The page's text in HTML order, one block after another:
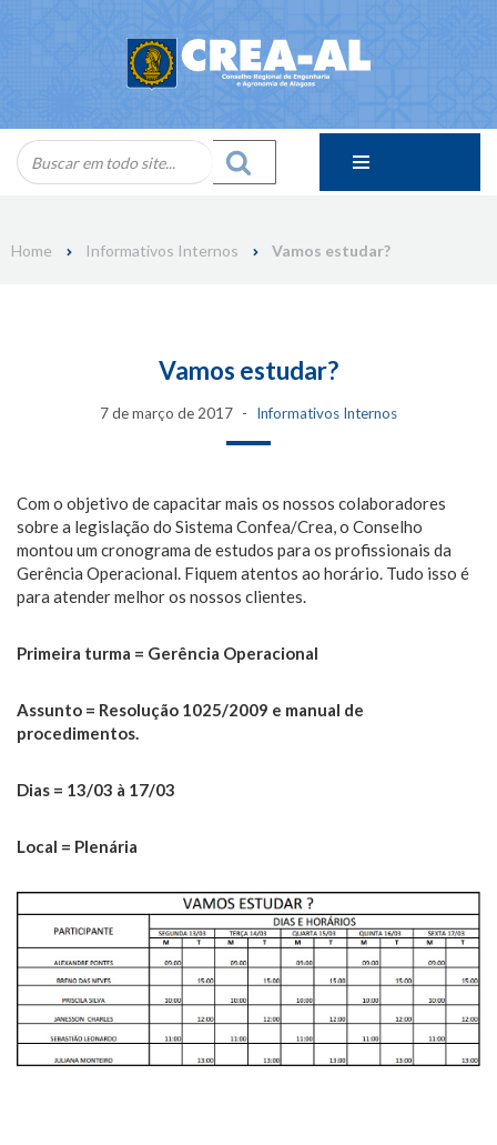
Home Informativos Internos Vamos estudar?
Vamos estudar?
7 de março de 2017 Informativos Internos
Com o objetivo de capacitar mais os nossos colaboradores
sobre a legislação do Sistema Confea/Crea, o Conselho
montou um cronograma de estudos para os profissionais da
Gerência Operacional. Fiquem atentos ao horário. Tudo isso é
para atender melhor os nossos clientes.
Primeira turma = Gerência Operacional
Assunto = Resolução 1025/2009 e manual de
procedimentos.
Dias = 13/03 à 17/03
Local = Plenária